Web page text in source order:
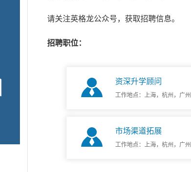
请关注英格龙公众号，获取招聘信息。
招聘职位：
资深升学顾问
工作地点：上海，杭州，广州
市场渠道拓展
工作地点：上海，杭州，广州